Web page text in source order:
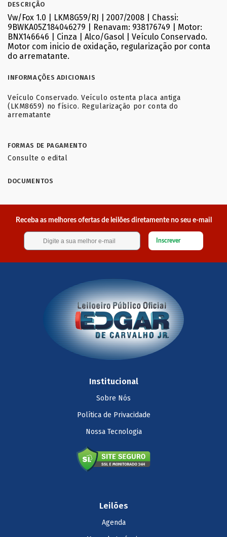
DESCRIÇÃO
Vw/Fox 1.0 | LKM8G59/RJ | 2007/2008 | Chassi:
9BWKA05Z184046279 | Renavam: 938176749 | Motor:
BNX146646 | Cinza | Alco/Gasol | Veículo Conservado.
Motor com inicio de oxidação, regularização por conta
do arrematante.
INFORMAÇÕES ADICIONAIS
Veículo Conservado. Veículo ostenta placa antiga
(LKM8659) no físico. Regularização por conta do
arrematante
FORMAS DE PAGAMENTO
Consulte o edital
DOCUMENTOS
Receba as melhores ofertas de leilões diretamente no seu e-mail
Inscrever
Institucional
Sobre Nós
Política de Privacidade
Nossa Tecnologia
Leilões
Agenda